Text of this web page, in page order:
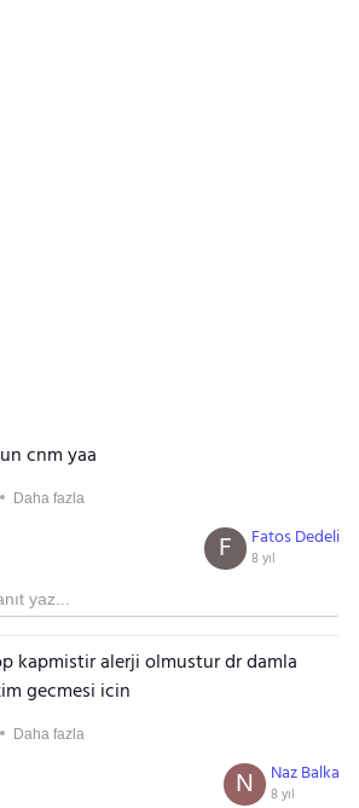
cnm yaa
Daha fazla
Fatos Dedeli
8 yıl
F
kapmistir alerji olmustur dr damla
gecmesi icin
Daha fazla
Naz Balka
8 yıl
N